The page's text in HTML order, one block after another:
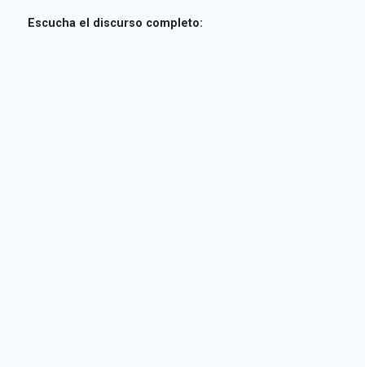
Escucha el discurso completo: